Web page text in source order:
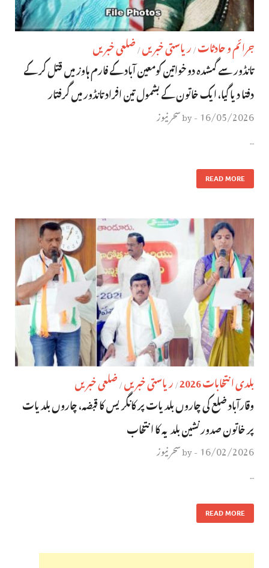
جرائم و حادثات / ریاستی خبریں / ضلعی خبریں
تانڈور سے گمشدہ دو خواتین کومعین آباد کے فارم ہاوز میں قتل کر کے
دفنا دیا گیا، ایک خاتون کے بشمول تین افراد تانڈور میں گرفتار
16/05/2026
-
byسحر نیوز
…
READ MORE
بلدی انتخابات 2026 / ریاستی خبریں / ضلعی خبریں
وقارآباد ضلع کی چاروں بلدیات پر کانگریس کا قبضہ، چاروں بلدیات
پر خاتون صدورنشین بلدیہ کا انتخاب
16/02/2026
-
byسحر نیوز
…
READ MORE